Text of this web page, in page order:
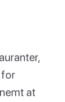
for
at